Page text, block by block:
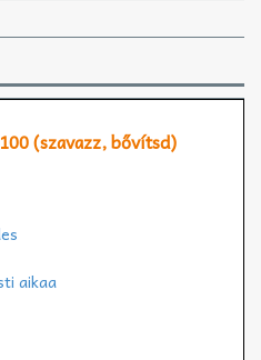
(szavazz, bővítsd)
aikaa